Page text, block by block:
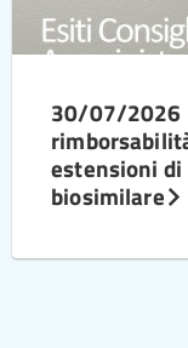
30/07/2026
estensioni di
biosimilare